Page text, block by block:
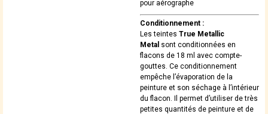
pour aérographe
Conditionnement :
Les teintes True Metallic
Metal sont conditionnées en
flacons de 18 ml avec compte-
gouttes. Ce conditionnement
empêche l’évaporation de la
peinture et son séchage à l’intérieur
du flacon. Il permet d’utiliser de très
petites quantités de peinture et de